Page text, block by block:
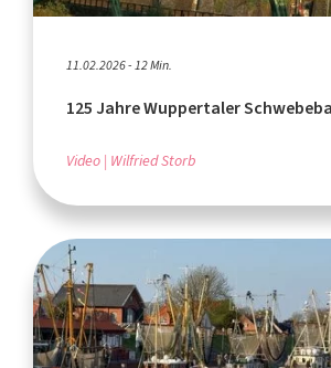
11.02.2026 - 12 Min.
125 Jahre Wuppertaler
Video Wilfried Storb